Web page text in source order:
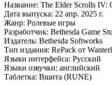
Название: The Elder Scrolls IV:
Дата выпуска: 22 апр. 2025 г.
Жанр: Ролевые игры
Разработчик: Bethesda Game
Издатель: Bethesda Softworks
Тип издания: RePack от
Языки интерфейса: Русский
Языки озвучки: английский
Таблетка: Вшита (RUNE)